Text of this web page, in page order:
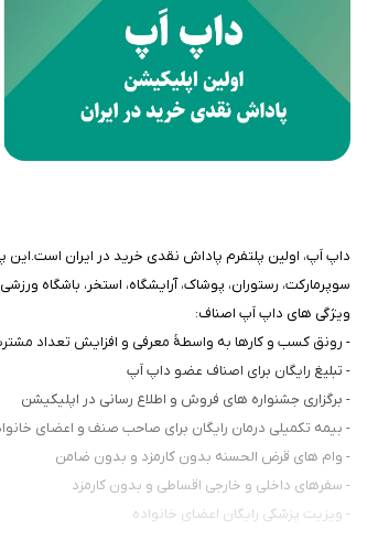
سوپرمارکت، رستوران، پوشاک، آرایشگاه، استخر، باشگاه
ویژگی های داپ اَپ اصناف:
- رونق کسب و کارها به واسطۀ معرفی و افزایش تعداد
- تبلیغ رایگان برای اصناف عضو داپ اَپ
- برگزاری جشنواره های فروش و اطلاع رسانی در اپلیکیشن
- بیمه تکمیلی درمان رایگان برای صاحب صنف و اعضای
- وام های قرض الحسنه بدون کارمزد و بدون ضامن
- سفرهای داخلی و خارجی اقساطی و بدون کارمزد
- ویزیت پزشکی رایگان اعضای خانواده